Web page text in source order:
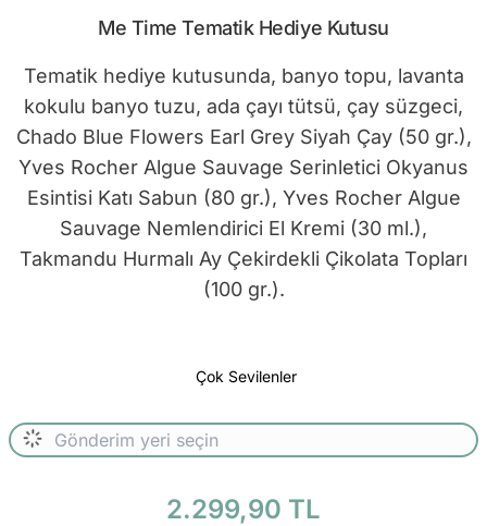
Me Time Tematik Hediye Kutusu
Tematik hediye kutusunda, banyo topu, lavanta
kokulu banyo tuzu, ada çayı tütsü, çay süzgeci,
Chado Blue Flowers Earl Grey Siyah Çay (50 gr.),
Yves Rocher Algue Sauvage Serinletici Okyanus
Esintisi Katı Sabun (80 gr.), Yves Rocher Algue
Sauvage Nemlendirici El Kremi (30 ml.),
Takmandu Hurmalı Ay Çekirdekli Çikolata Topları
(100 gr.).
Çok Sevilenler
2.299,90 TL